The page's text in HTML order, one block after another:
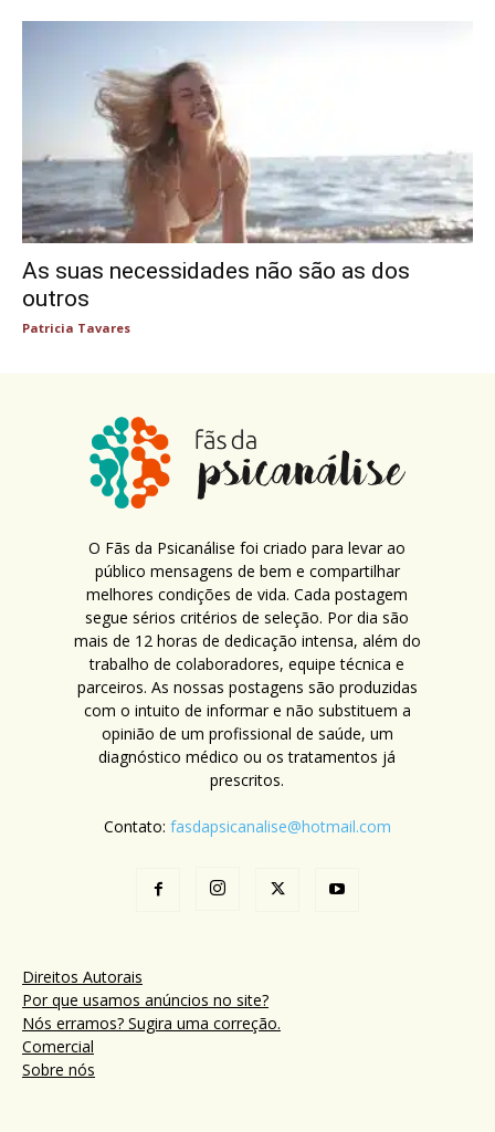
As suas necessidades não são as dos
outros
Patricia Tavares
O Fãs da Psicanálise foi criado para levar ao
público mensagens de bem e compartilhar
melhores condições de vida. Cada postagem
segue sérios critérios de seleção. Por dia são
mais de 12 horas de dedicação intensa, além do
trabalho de colaboradores, equipe técnica e
parceiros. As nossas postagens são produzidas
com o intuito de informar e não substituem a
opinião de um profissional de saúde, um
diagnóstico médico ou os tratamentos já
prescritos.
Contato: fasdapsicanalise@hotmail.com
Direitos Autorais
Por que usamos anúncios no site?
Nós erramos? Sugira uma correção.
Comercial
Sobre nós